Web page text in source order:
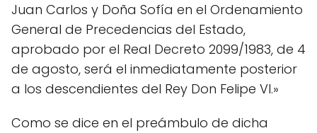
Juan Carlos y Doña Sofía en el Ordenamiento
General de Precedencias del Estado,
aprobado por el Real Decreto 2099/1983, de 4
de agosto, será el inmediatamente posterior
a los descendientes del Rey Don Felipe VI.»
Como se dice en el preámbulo de dicha